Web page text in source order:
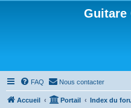
Guitare
FAQ Nous contacter
Accueil Portail Index du